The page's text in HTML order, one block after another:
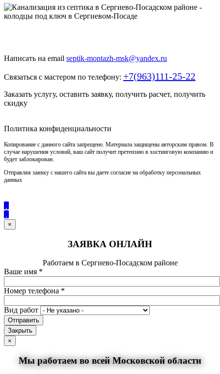
Написать на email septik-montazh-msk@yandex.ru
Связаться с мастером по телефону: +7(963)111-25-22
Заказать услугу, оставить заявку, получить расчет, получить
скидку
Политика конфиденциальности
Копирование с данного сайта запрещено. Материала защищены авторским правом. В
случае нарушения условий, ваш сайт получит претензию в хостинговую компанию и
будет заблокирован.
Отправляя заявку с нашего сайта вы даете согласие на обработку персональных
данных
×
ЗАЯВКА ОНЛАЙН
Работаем в Сергиево-Посадском районе
Ваше имя *
Номер телефона *
Вид работ
Отправить
Закрыть
×
Мы работаем во всей Московской области